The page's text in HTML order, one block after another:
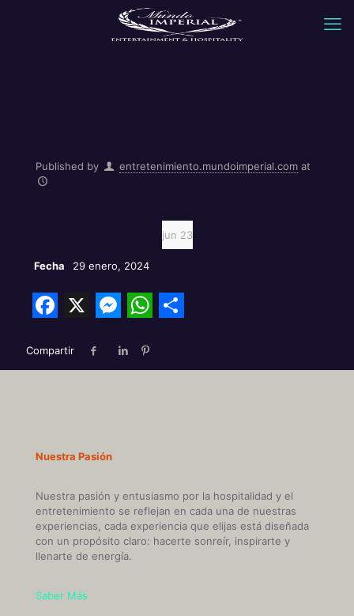
Published by entretenimiento.mundoimperial.com at
jun 23
Fecha 29 enero, 2024
Compartir
Nuestra Pasión
Nuestra pasión y entusiasmo por la hospitalidad y el
entretenimiento se reflejan en cada una de nuestras
experiencias, cada experiencia que elijas está diseñada
con un propósito claro: hacerte sonreír, inspirarte y
llenarte de energía.
Saber Más